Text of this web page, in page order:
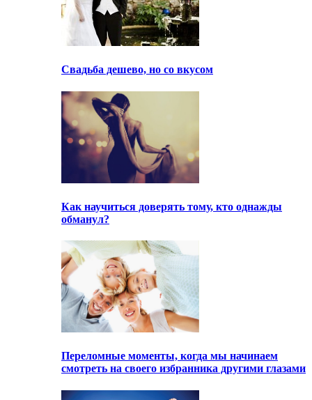
Свадьба дешево, но со вкусом
Как научиться доверять тому, кто однажды
обманул?
Переломные моменты, когда мы начинаем
смотреть на своего избранника другими глазами